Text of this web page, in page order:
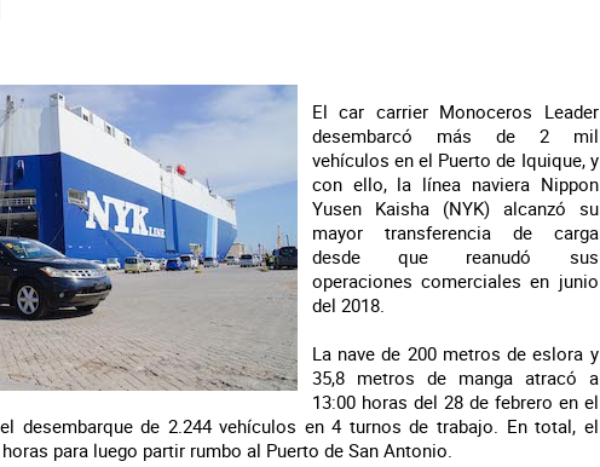
El car carrier Monoceros Leader
desembarcó más de 2 mil
vehículos en el Puerto de Iquique, y
con ello, la línea naviera Nippon
Yusen Kaisha (NYK) alcanzó su
mayor transferencia de carga
desde que reanudó sus
operaciones comerciales en junio
del 2018.
La nave de 200 metros de eslora y
35,8 metros de manga atracó a
13:00 horas del 28 de febrero en el
desembarque de 2.244 vehículos en 4 turnos de trabajo. En total, el
para luego partir rumbo al Puerto de San Antonio.